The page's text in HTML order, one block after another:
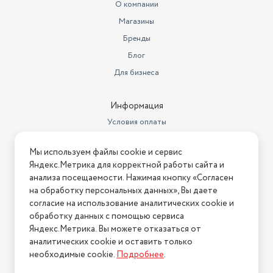
ГЛОНАСС
USB-C
FM-радио, акселерометр,
2G, 3G, 4G LTE
Объем товара в упаковке, в
литрах
0.72
Высота товара в упаковке, в
метрах
0.05
Ширина товара в упаковке, в
метрах
0.08
Длина товара в упаковке, в
О компании
Магазины
Бренды
Блог
Для бизнеса
Информация
Условия оплаты
Условия возврата
Нашли ошибку на сайте? Напишите нам
2026 © Интернет-магазин "АстМаркет". У нас есть всё!
Политика конфиденциальности
Мы используем файлы cookie и сервис
Яндекс.Метрика для корректной работы сайта и
анализа посещаемости. Нажимая кнопку «Согласен
на обработку персональных данных», Вы даете
согласие на использование аналитических cookie и
обработку данных с помощью сервиса
Яндекс.Метрика. Вы можете отказаться от
аналитических cookie и оставить только
необходимые cookie.Подробнее.